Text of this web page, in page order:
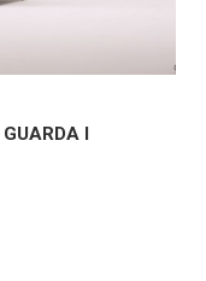
I